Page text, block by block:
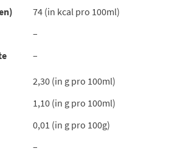
74 (in kcal pro 100ml)
–
–
2,30 (in g pro 100ml)
1,10 (in g pro 100ml)
0,01 (in g pro 100g)
–